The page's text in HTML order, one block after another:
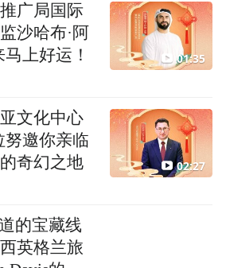
广局国际
沙哈布·阿
马上好运！
01:35
文化中心
努邀你亲临
奇幻之地
02:27
的宝藏线
英格兰旅